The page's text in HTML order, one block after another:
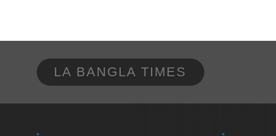
LA BANGLA TIMES